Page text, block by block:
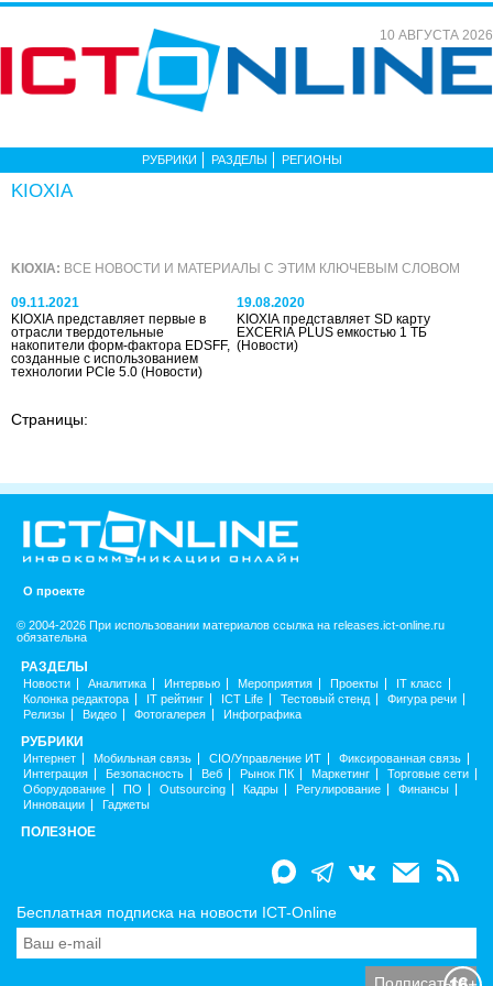
10 АВГУСТА 2026
РУБРИКИ РАЗДЕЛЫ РЕГИОНЫ
KIOXIA
KIOXIA: ВСЕ НОВОСТИ И МАТЕРИАЛЫ С ЭТИМ КЛЮЧЕВЫМ СЛОВОМ
09.11.2021
KIOXIA представляет первые в
отрасли твердотельные
накопители форм-фактора EDSFF,
созданные с использованием
технологии PCIe 5.0 (Новости)
19.08.2020
KIOXIA представляет SD карту
EXCERIA PLUS емкостью 1 ТБ
(Новости)
Страницы:
О проекте
© 2004-2026 При использовании материалов ссылка на releases.ict-online.ru
обязательна
РАЗДЕЛЫ
Новости Аналитика Интервью Мероприятия Проекты
IT класс
Колонка редактора
IT рейтинг ICT Life Тестовый стенд
Фигура речи
Релизы
Видео Фотогалерея Инфографика
РУБРИКИ
Интернет Мобильная связь CIO/Управление ИТ
Фиксированная связь
Интеграция
Безопасность Веб Рынок ПК Маркетинг
Торговые сети
Оборудование
ПО Outsourcing Кадры Регулирование
Финансы
Инновации
Гаджеты
ПОЛЕЗНОЕ
Бесплатная подписка на новости ICT-Online